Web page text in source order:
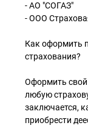
- АО "СОГАЗ"
- ООО
Как оформить
страхования?
Оформить
любую
заключается,
приобрести